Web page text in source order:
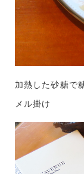
加熱した砂糖で
メル掛け